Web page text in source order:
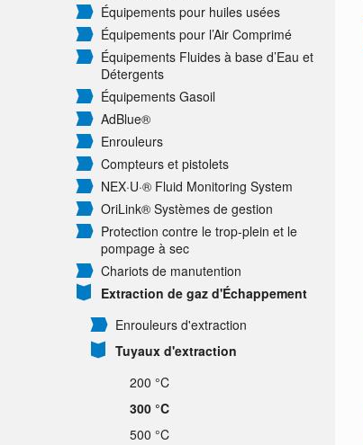
Équipements pour huiles usées
Équipements pour l’Air Comprimé
Équipements Fluides à base d’Eau et
Détergents
Équipements Gasoil
AdBlue®
Enrouleurs
Compteurs et pistolets
NEX·U·® Fluid Monitoring System
OriLink® Systèmes de gestion
Protection contre le trop-plein et le
pompage à sec
Chariots de manutention
Extraction de gaz d'Échappement
Enrouleurs d'extraction
Tuyaux d'extraction
200 °C
300 °C
500 °C